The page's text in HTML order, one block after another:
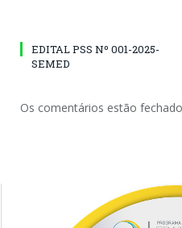
EDITAL PSS Nº 001-2025-
SEMED
Os comentários estão